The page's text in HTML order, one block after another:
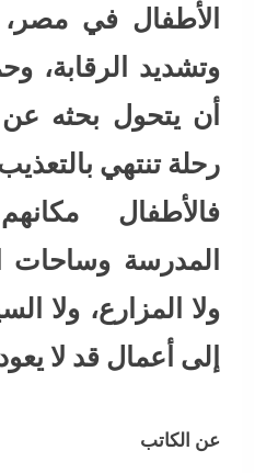
الأطفال في مصر،
وتشديد الرقابة،
أن يتحول بحثه
رحلة تنتهي
فالأطفال
المدرسة وساحات
ولا المزارع، ولا
إلى أعمال قد لا
عن الكاتب